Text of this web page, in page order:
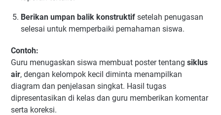
Berikan umpan balik konstruktif setelah penugasan
selesai untuk memperbaiki pemahaman siswa.
Contoh:
Guru menugaskan siswa membuat poster tentang siklus
air, dengan kelompok kecil diminta menampilkan
diagram dan penjelasan singkat. Hasil tugas
dipresentasikan di kelas dan guru memberikan komentar
serta koreksi.